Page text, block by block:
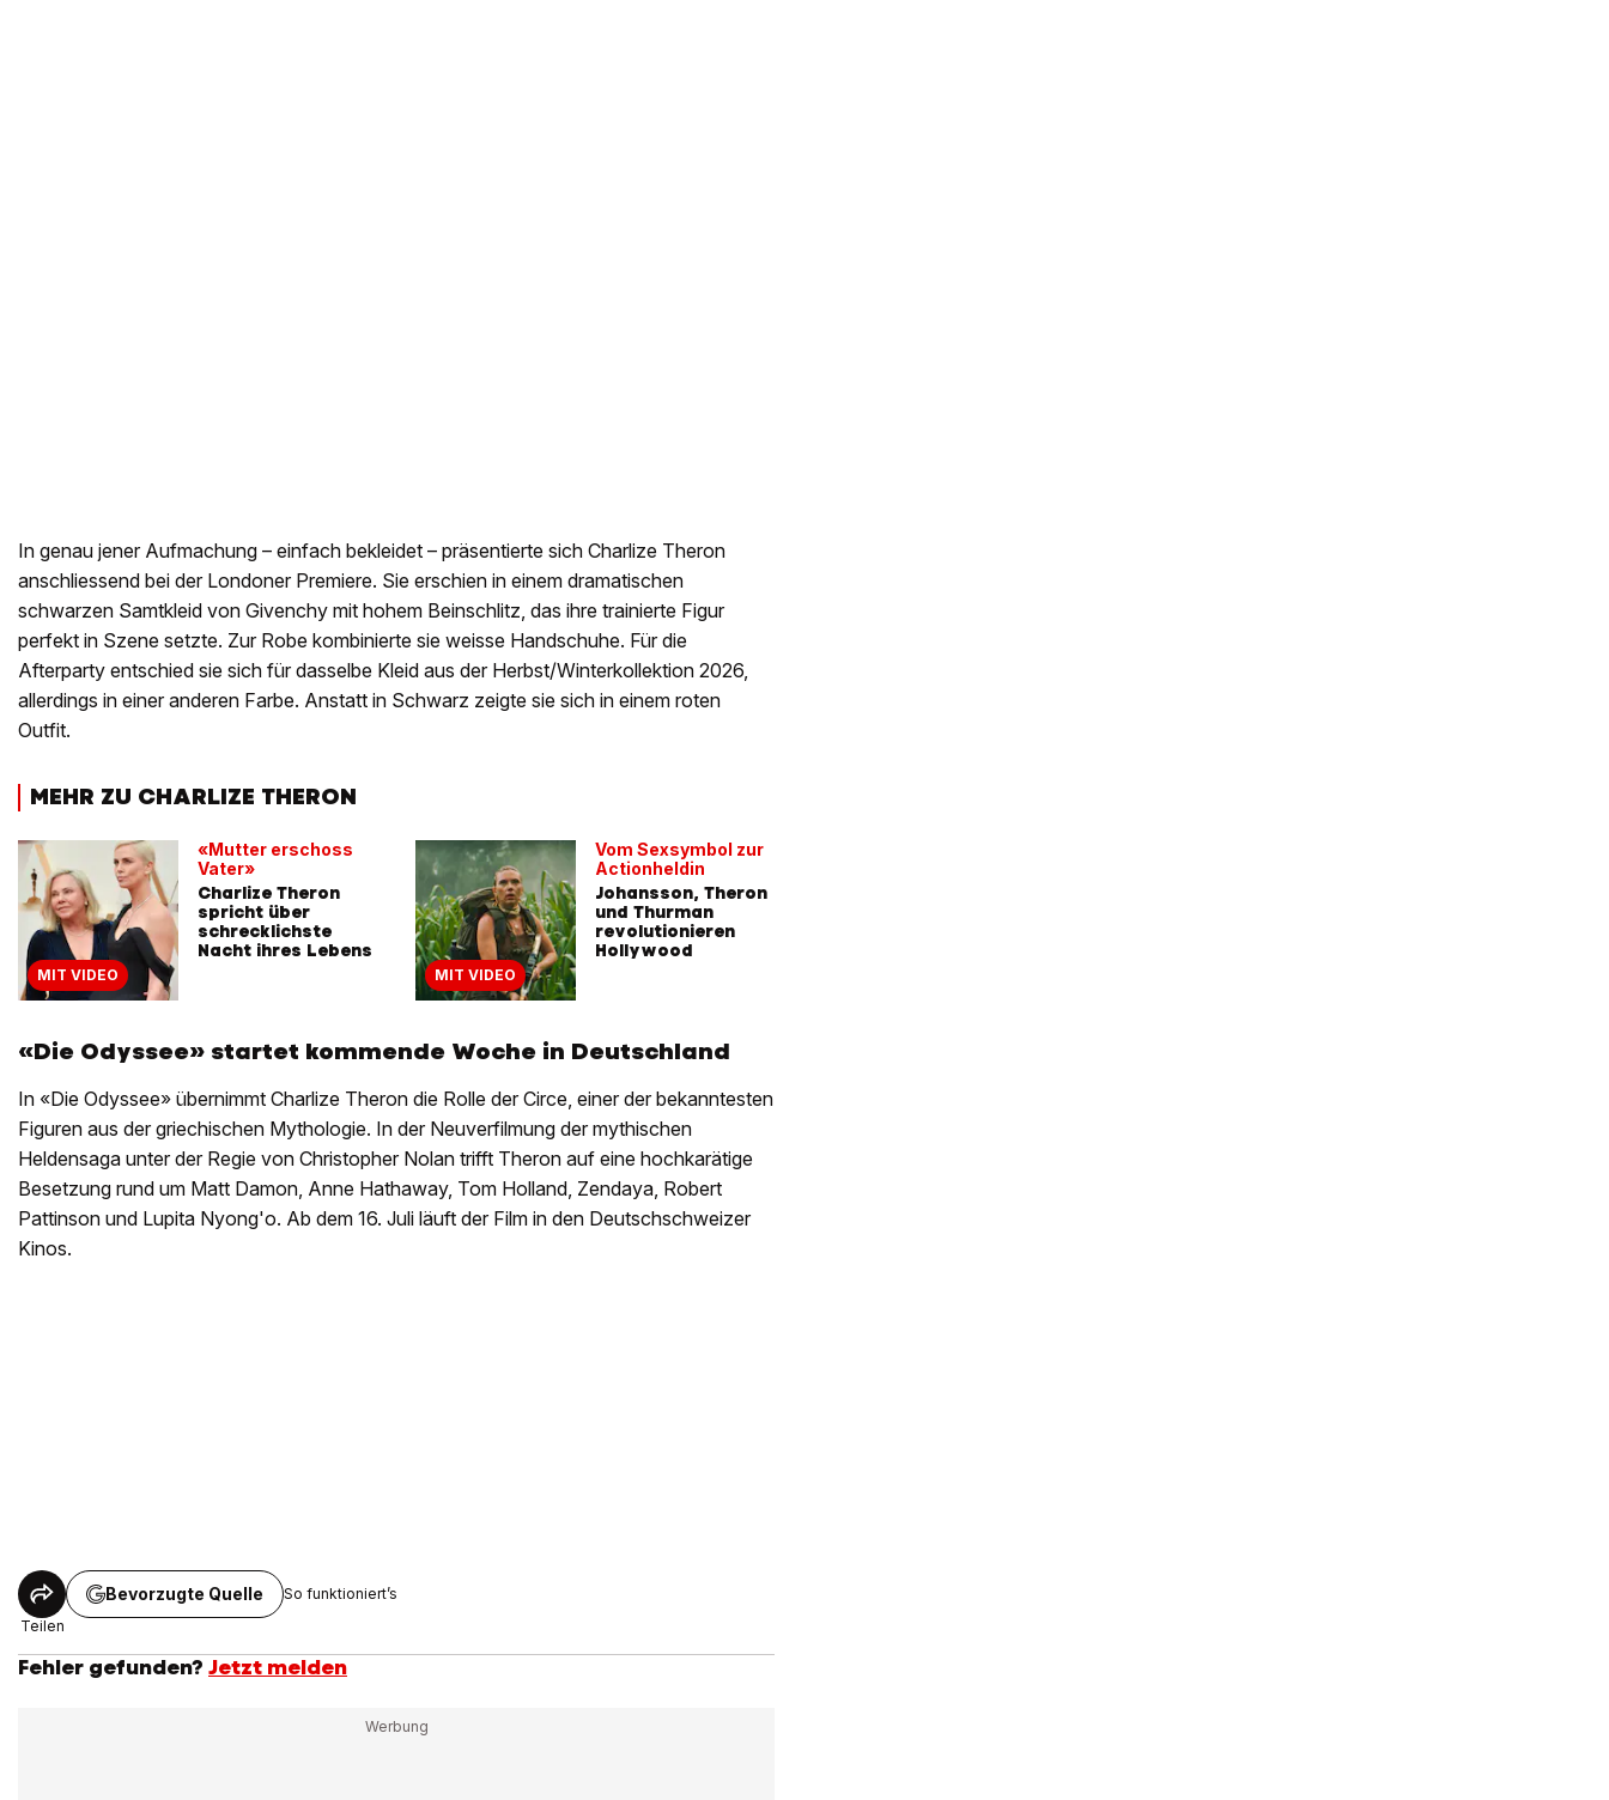
In genau jener Aufmachung – einfach bekleidet – präsentierte sich Charlize Theron
anschliessend bei der Londoner Premiere. Sie erschien in einem dramatischen
schwarzen Samtkleid von Givenchy mit hohem Beinschlitz, das ihre trainierte Figur
perfekt in Szene setzte. Zur Robe kombinierte sie weisse Handschuhe. Für die
Afterparty entschied sie sich für dasselbe Kleid aus der Herbst/Winterkollektion 2026,
allerdings in einer anderen Farbe. Anstatt in Schwarz zeigte sie sich in einem roten
Outfit.
MEHR ZU CHARLIZE THERON
MIT VIDEO
«Mutter erschoss
Vater»
Charlize Theron
spricht über
schrecklichste
Nacht ihres Lebens
MIT VIDEO
Vom Sexsymbol zur
Actionheldin
Johansson, Theron
und Thurman
revolutionieren
Hollywood
«Die Odyssee» startet kommende Woche in Deutschland
In «Die Odyssee» übernimmt Charlize Theron die Rolle der Circe, einer der bekanntesten
Figuren aus der griechischen Mythologie. In der Neuverfilmung der mythischen
Heldensaga unter der Regie von Christopher Nolan trifft Theron auf eine hochkarätige
Besetzung rund um Matt Damon, Anne Hathaway, Tom Holland, Zendaya, Robert
Pattinson und Lupita Nyong'o. Ab dem 16. Juli läuft der Film in den Deutschschweizer
Kinos.
Teilen
Bevorzugte Quelle So funktioniert’s
Fehler gefunden? Jetzt melden